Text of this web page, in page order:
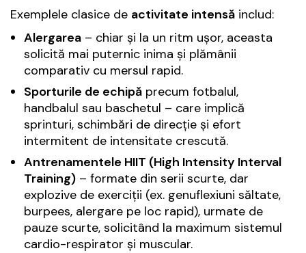
Exemplele clasice de activitate intensă includ:
Alergarea – chiar și la un ritm ușor, aceasta
solicită mai puternic inima și plămânii
comparativ cu mersul rapid.
Sporturile de echipă precum fotbalul,
handbalul sau baschetul – care implică
sprinturi, schimbări de direcție și efort
intermitent de intensitate crescută.
Antrenamentele HIIT (High Intensity Interval
Training) – formate din serii scurte, dar
explozive de exerciții (ex. genuflexiuni săltate,
burpees, alergare pe loc rapid), urmate de
pauze scurte, solicitând la maximum sistemul
cardio-respirator și muscular.